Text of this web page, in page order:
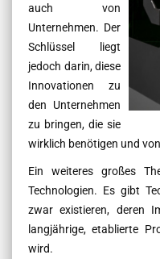
auch von
Unternehmen. Der
Schlüssel liegt
jedoch darin, diese
Innovationen zu
den Unternehmen
zu bringen, die sie
wirklich benötigen und
Ein weiteres großes
Technologien. Es gibt
zwar existieren, deren
langjährige, etablierte
wird.